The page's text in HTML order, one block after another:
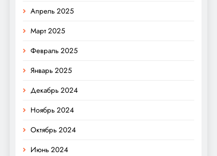
Апрель 2025
Март 2025
Февраль 2025
Январь 2025
Декабрь 2024
Ноябрь 2024
Октябрь 2024
Июнь 2024